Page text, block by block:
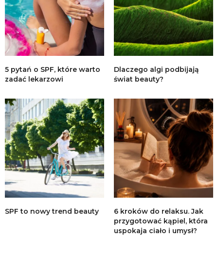
5 pytań o SPF, które warto
zadać lekarzowi
Dlaczego algi podbijają
świat beauty?
SPF to nowy trend beauty
6 kroków do relaksu. Jak
przygotować kąpiel, która
uspokaja ciało i umysł?